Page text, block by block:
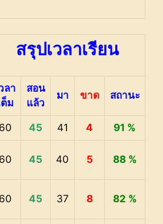
สรุปเวลาเรียน
ลา
ต็ม
สอน
แล้ว
มา ขาด สถานะ
60 45 41 4 91 %
60 45 40 5 88 %
60 45 37 8 82 %